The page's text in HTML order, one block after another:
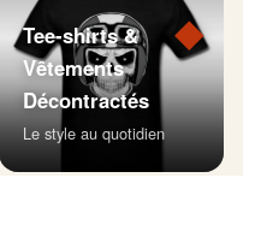
◆
Tee-shirts &
Vêtements
Décontractés
Le style au quotidien